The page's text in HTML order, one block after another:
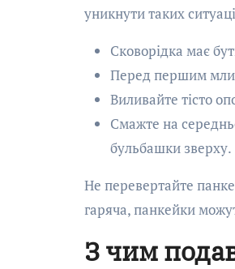
уникнути таких
Сковорідка має
Перед першим
Виливайте тісто
Смажте на
бульбашки зверху.
Не перевертайте
гаряча, панкейки
З чим